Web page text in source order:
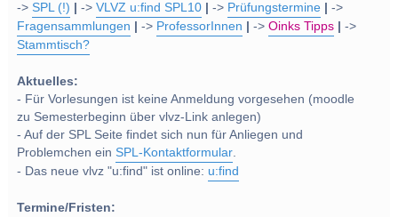
->SPL (!) ->VLVZ u:find SPL10 -> Prüfungstermine
->
Fragensammlungen
-> ProfessorInnen ->Oinks Tipps
->
Stammtisch?
Aktuelles:
- Für Vorlesungen ist keine Anmeldung vorgesehen (moodle
zu Semesterbeginn über vlvz-Link anlegen)
- Auf der SPL Seite findet sich nun für Anliegen und
Problemchen einSPL-Kontaktformular.
- Das neue vlvz "u:find" ist online: u:find
Termine/Fristen: